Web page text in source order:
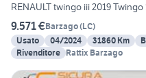
RENAULT twingo iii 2019
9.571 €Barzago(LC)
Usato
04/2024 31860 Km
Rivenditore Rattix Barzago